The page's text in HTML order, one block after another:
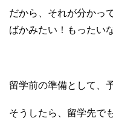
だから、それが分かっ
ばかみたい！もったい
留学前の準備として、
そうしたら、留学先で